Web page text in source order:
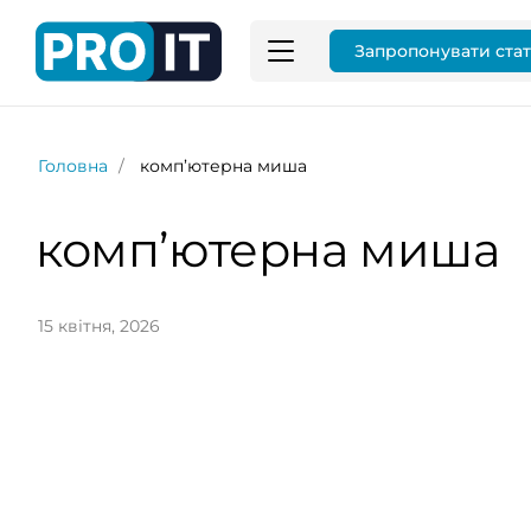
Запропонувати
Головна комп’ютерна миша
комп’ютерна миша
15 квітня, 2026